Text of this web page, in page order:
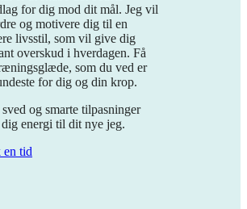
for dig mod dit mål. Jeg vil
og motivere dig til en
livsstil, som vil give dig
overskud i hverdagen. Få
som du ved er
for dig og din krop.
og smarte tilpasninger
energi til dit nye jeg.
en tid